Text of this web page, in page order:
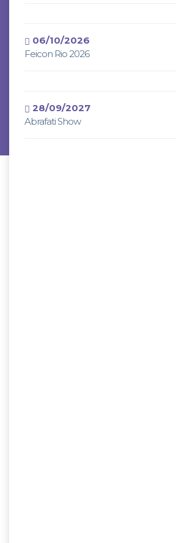
06/10/2026
Feicon Rio 2026
28/09/2027
Abrafati Show